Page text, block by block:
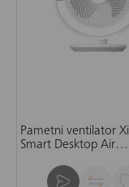
Pametni ventilator
Smart Desktop Air